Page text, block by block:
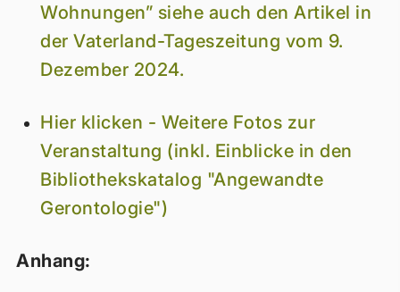
Wohnungen” siehe auch den Artikel in
der Vaterland-Tageszeitung vom 9.
Dezember 2024.
Hier klicken - Weitere Fotos zur
Veranstaltung (inkl. Einblicke in den
Bibliothekskatalog "Angewandte
Gerontologie")
Anhang: